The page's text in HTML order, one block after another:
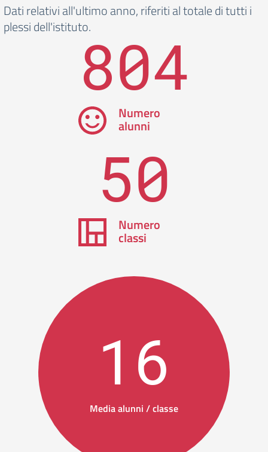
Dati relativi all'ultimo anno, riferiti al totale di tutti i
plessi dell'istituto.804
Numero
alunni
50
Numero
classi
16
Media alunni / classe